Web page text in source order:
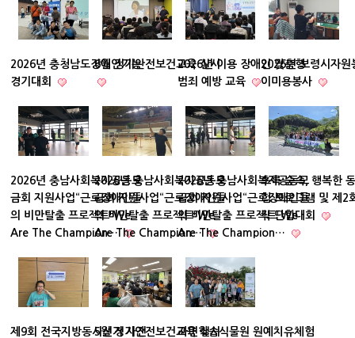
2026년 충청남도장애인기능
경기대회
6월 정기안전보건교육 실시2026년 이용 장애인 맞춤형
범죄 예방 교육
2026년 보령시자원
이미용봉사
2026년 충남사회복지공동모
금회 지원사업“근로장애인들
의 비만탈출 프로젝트「We
Are The Champion…
2026년 충남사회복지공동모
금회 지원사업“근로장애인들
의 비만탈출 프로젝트「We
Are The Champion…
2026년 충남사회복지공동모
금회 지원사업“근로장애인들
의 비만탈출 프로젝트「We
Are The Champion…
초록 숲속, 행복한
험 프로그램 및 제2
작 단합대회
제9회 전국지방동시선거 사전5월 정기안전보건교육 실시자연학습식물원 원예치유체험